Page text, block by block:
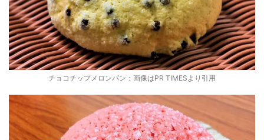
チョコチップメロンパン：画像はPR TIMESより引用